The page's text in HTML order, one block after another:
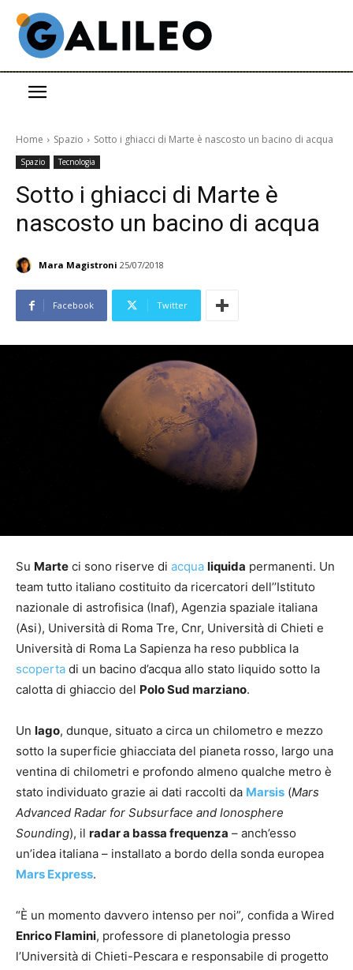
Home Spazio Sotto i ghiacci di Marte è nascosto un bacino di acqua
Spazio Tecnologia
Sotto i ghiacci di Marte è
nascosto un bacino di acqua
Mara Magistroni 25/07/2018
Facebook Twitter
Su Marte ci sono riserve di acqua liquida permanenti. Un
team tutto italiano costituito da ricercatori dell’’Istituto
nazionale di astrofisica (Inaf), Agenzia spaziale italiana
(Asi), Università di Roma Tre, Cnr, Università di Chieti e
Università di Roma La Sapienza ha reso pubblica la
scoperta di un bacino d’acqua allo stato liquido sotto la
calotta di ghiaccio del Polo Sud marziano.
Un lago, dunque, situato a circa un chilometro e mezzo
sotto la superficie ghiacciata del pianeta rosso, largo una
ventina di chilometri e profondo almeno qualche metro è
stato individuato grazie ai dati raccolti da Marsis (Mars
Advanced Radar for Subsurface and Ionosphere
Sounding), il radar a bassa frequenza – anch’esso
un’idea italiana – installato a bordo della sonda europea
Mars Express.
“È un momento davvero intenso per noi”, confida a Wired
Enrico Flamini, professore di planetologia presso
l’Università di Chieti-Pescara e responsabile di progetto